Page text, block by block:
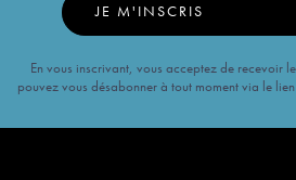
JE M'INSCRIS
En vous inscrivant, vous acceptez de recevoir
pouvez vous désabonner à tout moment via le